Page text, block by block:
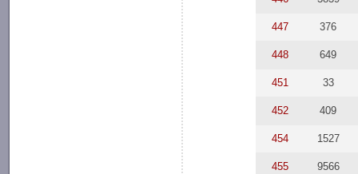
447 376
448 649
451 33
452 409
454 1527
455 9566